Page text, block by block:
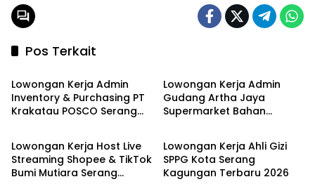
Pos Terkait
LOKER SERANG
Lowongan Kerja Admin
Inventory & Purchasing PT
Krakatau POSCO Serang
Lowongan Kerja Admin
Gudang Artha Jaya
Supermarket Bahan
LOKER SERANG
Lowongan Kerja Host Live
Streaming Shopee & TikTok
Bumi Mutiara Serang
LOKER SERANG
Lowongan Kerja Ahli Gizi
SPPG Kota Serang
Kagungan Terbaru 2026
LOKER SERANG LOKER SERANG